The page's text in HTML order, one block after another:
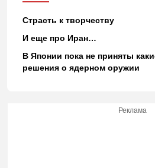
Страсть к творчеству
И еще про Иран…
В Японии пока не приняты
решения о ядерном оружии
Реклама